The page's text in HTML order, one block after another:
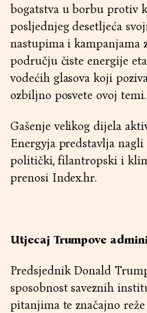
bogatstva u borbu protiv
posljednjeg desetljeća
nastupima i kampanjama
području čiste energije
vodećih glasova koji
ozbiljno posvete ovoj temi.
Gašenje velikog dijela
Energyja predstavlja nagli
politički, filantropski i
prenosi Index.hr.
Utjecaj Trumpove
Predsjednik Donald
sposobnost saveznih
pitanjima te značajno